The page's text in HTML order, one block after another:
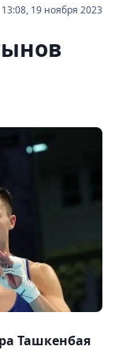
13:08, 19 ноября 2023
Ташкенбая